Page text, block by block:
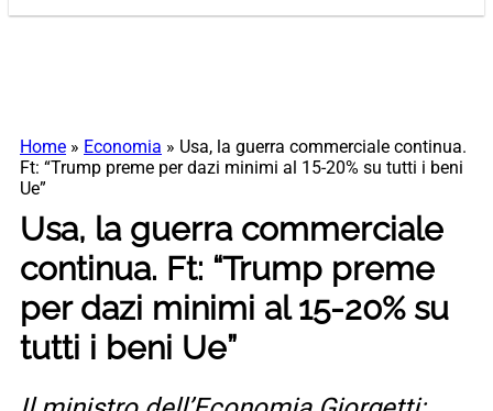
Home » Economia » Usa, la guerra commerciale continua.
Ft: “Trump preme per dazi minimi al 15-20% su tutti i beni
Ue”
Usa, la guerra commerciale
continua. Ft: “Trump preme
per dazi minimi al 15-20% su
tutti i beni Ue”